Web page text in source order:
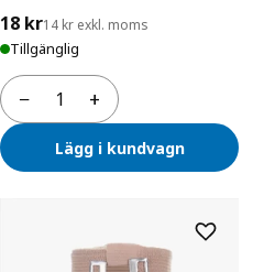
18 kr14 kr exkl. moms
Tillgänglig
−
Antal +
Lägg i kundvagn